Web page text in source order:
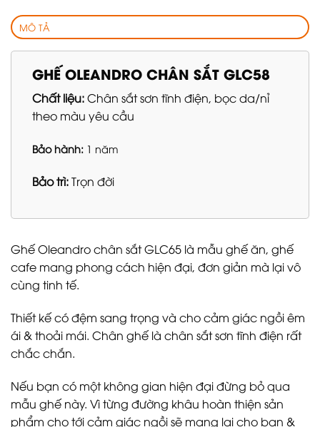
MÔ TẢ
GHẾ OLEANDRO CHÂN SẮT GLC58
Chất liệu:Chân sắt sơn tĩnh điện, bọc da/nỉ
theo màu yêu cầu
Bảo hành: 1 năm
Bảo trì:Trọn đời
Ghế Oleandro chân sắt GLC65 là mẫu ghế ăn, ghế
cafe mang phong cách hiện đại, đơn giản mà lại vô
cùng tinh tế.
Thiết kế có đệm sang trọng và cho cảm giác ngồi êm
ái & thoải mái. Chân ghế là chân sắt sơn tĩnh điện rất
chắc chắn.
Nếu bạn có một không gian hiện đại đừng bỏ qua
mẫu ghế này. Vì từng đường khâu hoàn thiện sản
phẩm cho tới cảm giác ngồi sẽ mang lại cho bạn &